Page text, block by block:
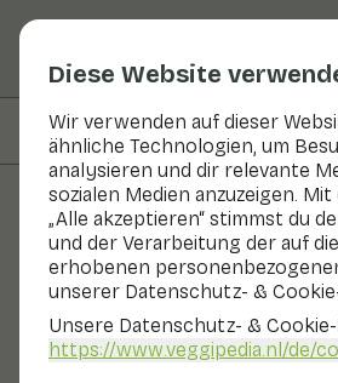
Diese Website
Wir verwenden auf dieser
ähnliche Technologien, um
analysieren und dir relevante
sozialen Medien anzuzeigen.
„Alle akzeptieren“ stimmst du
und der Verarbeitung der auf
erhobenen
unserer Datenschutz- &
Unsere Datenschutz- &
https://www.veggipedia.nl/de/
Auf dieser Seite
Obst und Gemüse
Süßzwiebel
In Saison Gemüse Kühl und